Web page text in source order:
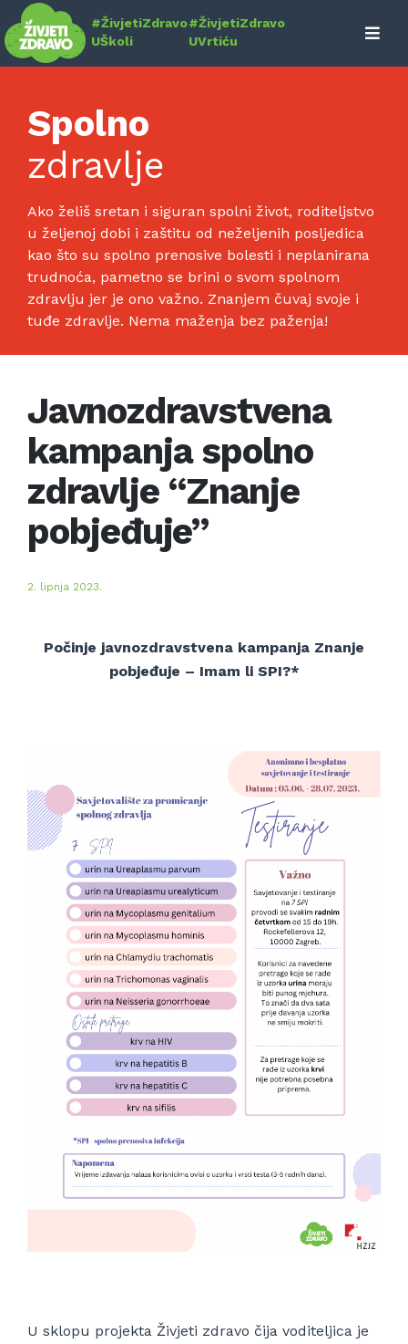
Skip
to
content
#ŽivjetiZdravo
UŠkoli
#ŽivjetiZdravo
UVrtiću
Spolno
zdravlje
Ako želiš sretan i siguran spolni život, roditeljstvo
u željenoj dobi i zaštitu od neželjenih posljedica
kao što su spolno prenosive bolesti i neplanirana
trudnoća, pametno se brini o svom spolnom
zdravlju jer je ono važno. Znanjem čuvaj svoje i
tuđe zdravlje. Nema maženja bez paženja!
Javnozdravstvena
kampanja spolno
zdravlje “Znanje
pobjeđuje”
2. lipnja 2023.
Počinje javnozdravstvena kampanja Znanje
pobjeđuje – Imam li SPI?*
U sklopu projekta Živjeti zdravo čija voditeljica je